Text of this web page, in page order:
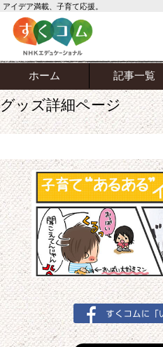
アイデア満載、子育て応援。
ホーム 記事一覧
グッズ詳細ページ